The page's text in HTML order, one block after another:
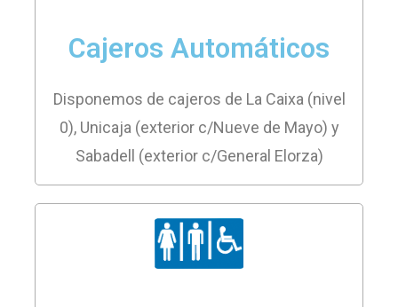
Cajeros Automáticos
Disponemos de cajeros de La Caixa (nivel
0), Unicaja (exterior c/Nueve de Mayo) y
Sabadell (exterior c/General Elorza)